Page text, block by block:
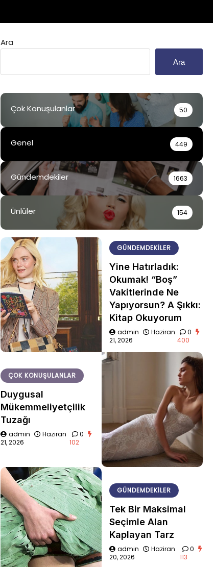
Ara
Ara
Çok Konuşulanlar 50
Genel 449
Gündemdekiler 1663
Ünlüler 154
GÜNDEMDEKILER
Yine Hatırladık:
Okumak! “Boş”
Vakitlerinde Ne
Yapıyorsun? A Şıkkı:
Kitap Okuyorum
admin
Haziran
21, 2026
0
400
ÇOK KONUŞULANLAR
Duygusal
Mükemmeliyetçilik
Tuzağı
admin
Haziran
21, 2026
0
102
GÜNDEMDEKILER
Tek Bir Maksimal
Seçimle Alan
Kaplayan Tarz
admin
Haziran
20, 2026
0
113